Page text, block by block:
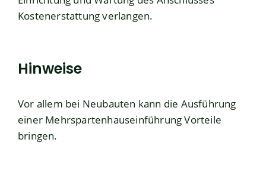
Kostenerstattung verlangen.
Hinweise
Vor allem bei Neubauten kann die Ausführung
einer Mehrspartenhauseinführung Vorteile
bringen.